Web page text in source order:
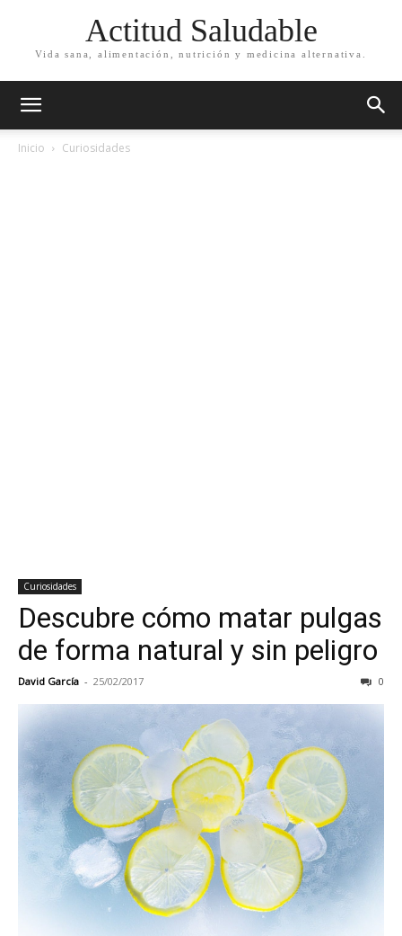
Actitud Saludable
Vida sana, alimentación, nutrición y medicina alternativa.
Inicio Curiosidades
Curiosidades
Descubre cómo matar pulgas
de forma natural y sin peligro
David García - 25/02/2017 0